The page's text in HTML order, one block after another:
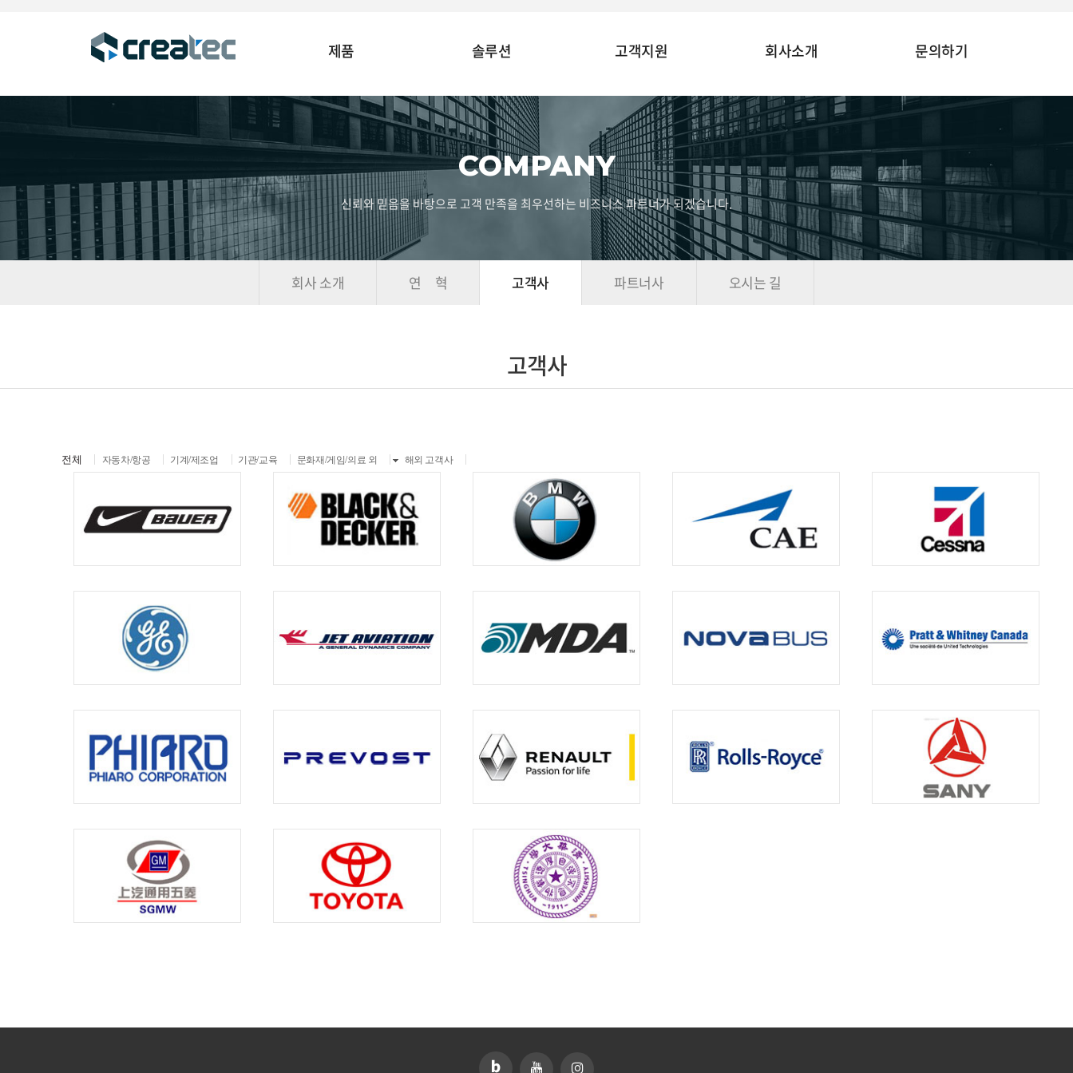
제품 솔루션 고객지원 회사소개 문의하기
COMPANY
신뢰와 믿음을 바탕으로 고객 만족을 최우선하는 비즈니스 파트너가 되겠습니다.
회사 소개 연 혁 고객사 파트너사 오시는 길
고객사
전체 자동차/항공 기계/제조업 기관/교육 문화재/게임/의료 외 해외 고객사